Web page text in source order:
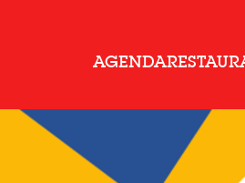
AGENDA